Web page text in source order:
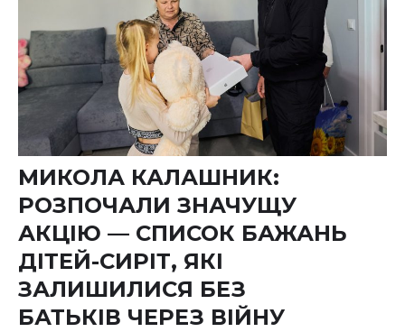
МИКОЛА КАЛАШНИК:
РОЗПОЧАЛИ ЗНАЧУЩУ
АКЦІЮ — СПИСОК БАЖАНЬ
ДІТЕЙ-СИРІТ, ЯКІ
ЗАЛИШИЛИСЯ БЕЗ
БАТЬКІВ ЧЕРЕЗ ВІЙНУ